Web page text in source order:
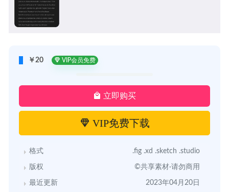
￥20 VIP会员免费
立即购买
VIP免费下载
格式 .fig .xd .sketch .studio
版权 ©共享素材·请勿商用
最近更新 2023年04月20日